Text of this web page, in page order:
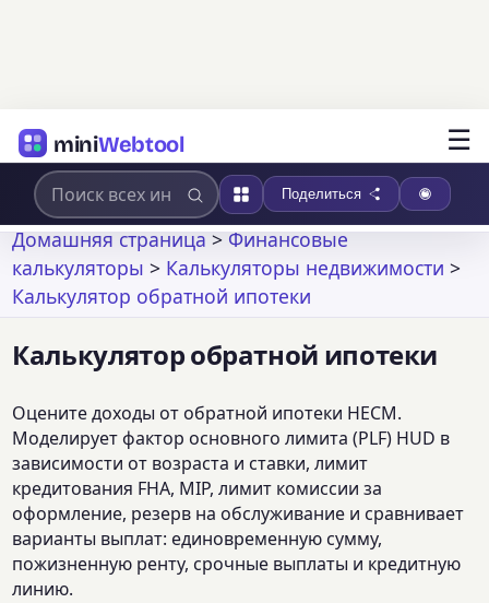
miniWebtool ☰
Поделиться
Домашняя страница>Финансовые
калькуляторы > Калькуляторы недвижимости >
Калькулятор обратной ипотеки
Калькулятор обратной ипотеки
Оцените доходы от обратной ипотеки HECM.
Моделирует фактор основного лимита (PLF) HUD в
зависимости от возраста и ставки, лимит
кредитования FHA, MIP, лимит комиссии за
оформление, резерв на обслуживание и сравнивает
варианты выплат: единовременную сумму,
пожизненную ренту, срочные выплаты и кредитную
линию.